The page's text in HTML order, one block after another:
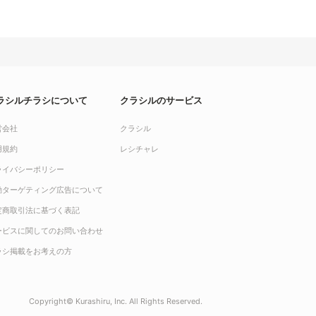
シルチラシについて
会社
規約
イバシーポリシー
ターゲティング広告について
商取引法に基づく表記
ビスに関してのお問い合わせ
シ掲載をお考えの方
クラシルのサービス
クラシル
レシチャレ
Copyright© Kurashiru, Inc. All Rights Reserved.